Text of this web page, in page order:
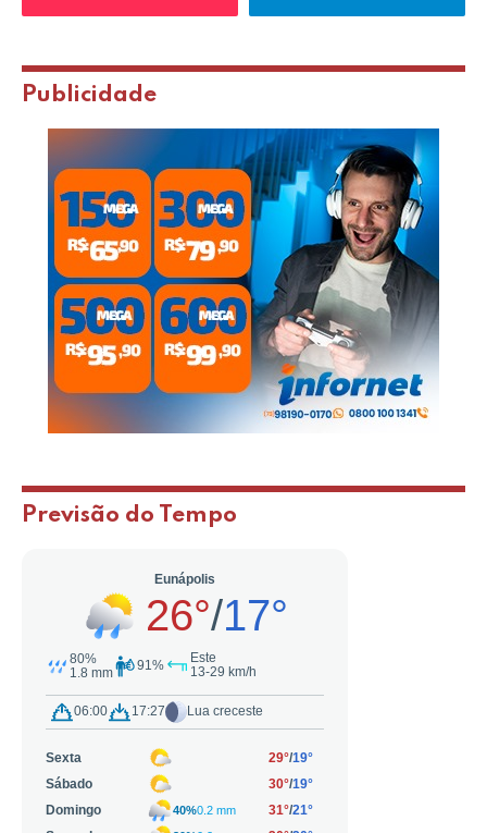
Publicidade
Previsão do Tempo